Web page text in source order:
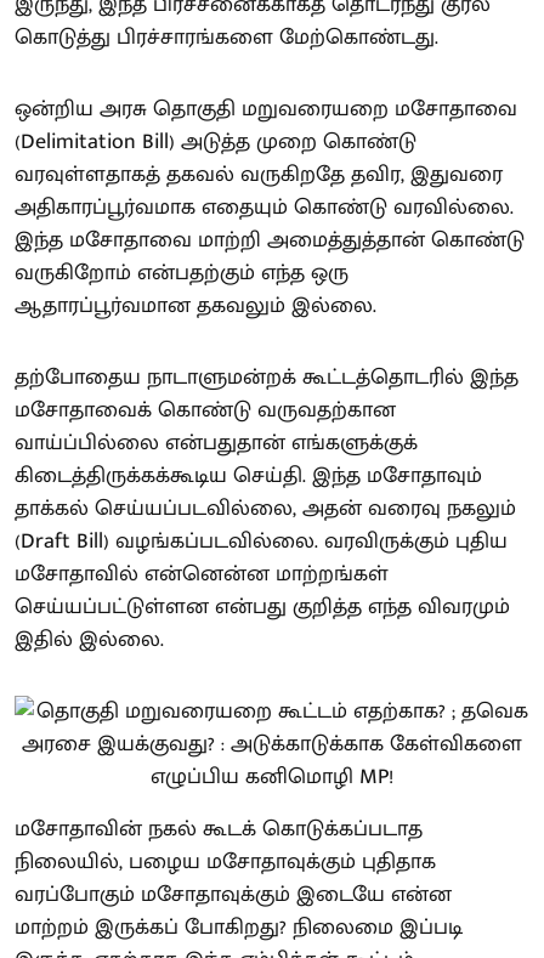
கொடுத்து பிரச்சாரங்களை மேற்கொண்டது.
ஒன்றிய அரசு தொகுதி மறுவரையறை மசோதாவை
(Delimitation Bill) அடுத்த முறை கொண்டு
வரவுள்ளதாகத் தகவல் வருகிறதே தவிர, இதுவரை
அதிகாரப்பூர்வமாக எதையும் கொண்டு வரவில்லை.
இந்த மசோதாவை மாற்றி அமைத்துத்தான் கொண்டு
வருகிறோம் என்பதற்கும் எந்த ஒரு
ஆதாரப்பூர்வமான தகவலும் இல்லை.
தற்போதைய நாடாளுமன்றக் கூட்டத்தொடரில் இந்த
மசோதாவைக் கொண்டு வருவதற்கான
வாய்ப்பில்லை என்பதுதான் எங்களுக்குக்
கிடைத்திருக்கக்கூடிய செய்தி. இந்த மசோதாவும்
தாக்கல் செய்யப்படவில்லை, அதன் வரைவு நகலும்
(Draft Bill) வழங்கப்படவில்லை. வரவிருக்கும் புதிய
மசோதாவில் என்னென்ன மாற்றங்கள்
செய்யப்பட்டுள்ளன என்பது குறித்த எந்த விவரமும்
இதில் இல்லை.
மசோதாவின் நகல் கூடக் கொடுக்கப்படாத
நிலையில், பழைய மசோதாவுக்கும் புதிதாக
வரப்போகும் மசோதாவுக்கும் இடையே என்ன
மாற்றம் இருக்கப் போகிறது? நிலைமை இப்படி